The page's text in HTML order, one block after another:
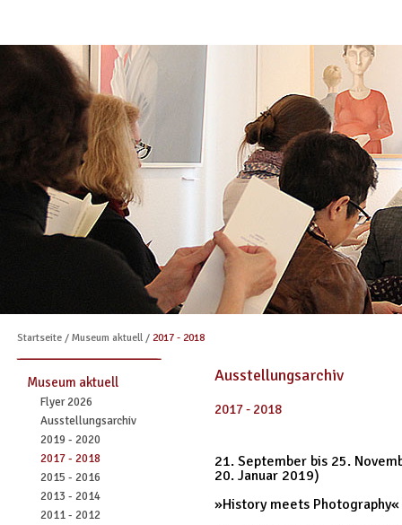
Startseite / Museum aktuell / 2017 - 2018
Museum aktuell
Flyer 2026
Ausstellungsarchiv
2019 - 2020
2017 - 2018
2015 - 2016
2013 - 2014
2011 - 2012
Ausstellungsarchiv
2017 - 2018
21. September bis 25.
20. Januar 2019)
»History meets Photography«